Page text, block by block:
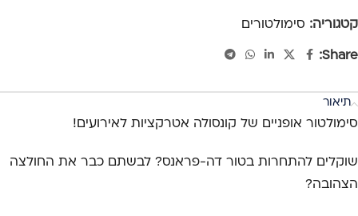
קטגוריה: סימולטורים
Share:
תיאור
סימולטור אופניים של קונסולה אטרקציות לאירועים!
שוקלים להתחרות בטור דה-פראנס? לבשתם כבר את החולצה
הצהובה?